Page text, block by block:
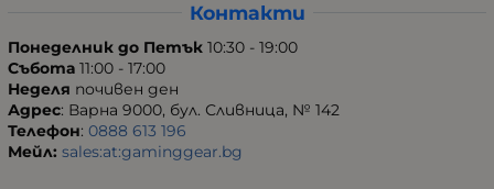
Контакти
Понеделник до Петък 10:30 - 19:00
Събота 11:00 - 17:00
Неделя почивен ден
Адрес: Варна 9000, бул. Сливница, № 142
Телефон: 0888 613 196
Мейл: sales:at:gaminggear.bg